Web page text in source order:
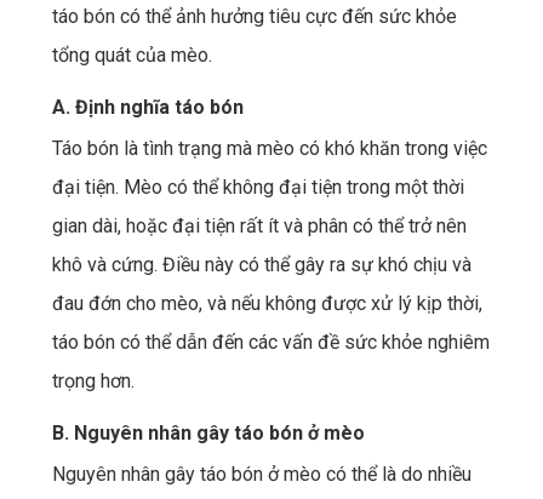
táo bón có thể ảnh hưởng tiêu cực đến sức khỏe
tổng quát của mèo.
A. Định nghĩa táo bón
Táo bón là tình trạng mà mèo có khó khăn trong việc
đại tiện. Mèo có thể không đại tiện trong một thời
gian dài, hoặc đại tiện rất ít và phân có thể trở nên
khô và cứng. Điều này có thể gây ra sự khó chịu và
đau đớn cho mèo, và nếu không được xử lý kịp thời,
táo bón có thể dẫn đến các vấn đề sức khỏe nghiêm
trọng hơn.
B. Nguyên nhân gây táo bón ở mèo
Nguyên nhân gây táo bón ở mèo có thể là do nhiều